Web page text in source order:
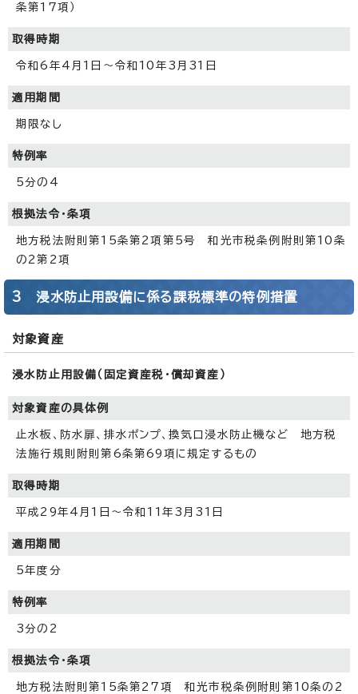
条第17項）
取得時期
令和6年4月1日～令和10年3月31日
適用期間
期限なし
特例率
5分の4
根拠法令・条項
地方税法附則第15条第2項第5号 和光市税条例附則第10条
の2第2項
3 浸水防止用設備に係る課税標準の特例措置
対象資産
浸水防止用設備（固定資産税・償却資産）
対象資産の具体例
止水板、防水扉、排水ポンプ、換気口浸水防止機など 地方税
法施行規則附則第6条第69項に規定するもの
取得時期
平成29年4月1日～令和11年3月31日
適用期間
5年度分
特例率
3分の2
根拠法令・条項
地方税法附則第15条第27項 和光市税条例附則第10条の2